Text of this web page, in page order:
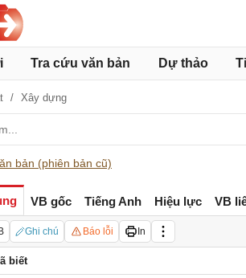
Tra cứu văn bản Dự thảo
Xây dựng
bản (phiên bản cũ)
VB gốc Tiếng Anh Hiệu lực VB
Ghi chú Báo lỗi In
biết